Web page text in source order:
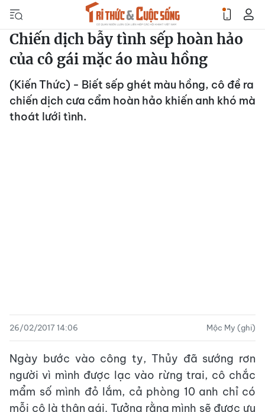
Chiến dịch bẫy tình sếp hoàn hảo
của cô gái mặc áo màu hồng
(Kiến Thức) - Biết sếp ghét màu hồng, cô đề ra
chiến dịch cưa cẩm hoàn hảo khiến anh khó mà
thoát lưới tình.
26/02/2017 14:06 Mộc My (ghi)
Ngày bước vào công ty, Thủy đã sướng rơn
người vì mình được lạc vào rừng trai, cô chắc
mẩm số mình đỏ lắm, cả phòng 10 anh chỉ có
mỗi cô là thân gái. Tưởng rằng mình sẽ được ưu